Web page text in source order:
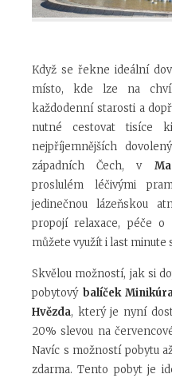
Když se řekne ideální
místo, kde lze na
každodenní starosti a
nutné cestovat tisíce
nejpříjemnějších
západních Čech, v
proslulém léčivými
jedinečnou lázeňskou
propojí relaxace, péče
můžete využít i last minute
Skvělou možností, jak si
pobytový balíček
Hvězda, který je nyní
20% slevou na
Navíc s možností pobytu
zdarma. Tento pobyt je